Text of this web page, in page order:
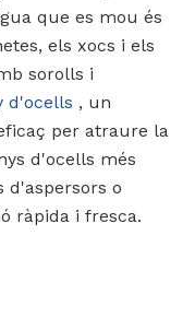
que es mou és
els xocs i els
sorolls i
d'ocells , un
per atraure la
d'ocells més
d'aspersors o
ràpida i fresca.